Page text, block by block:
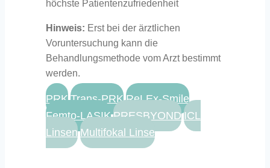
höchste Patientenzufriedenheit
Hinweis: Erst bei der ärztlichen
Voruntersuchung kann die
Behandlungsmethode vom Arzt bestimmt
werden.
PRK Trans-PRK ReLEx-Smile
Femto-LASIK PRESBYOND ICL
Linsen Multifokal Linse